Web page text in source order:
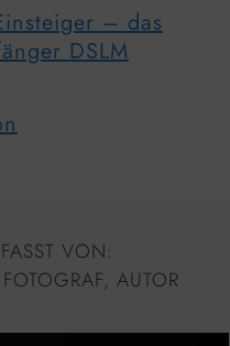
– das
DSLM
VON:
AUTOR